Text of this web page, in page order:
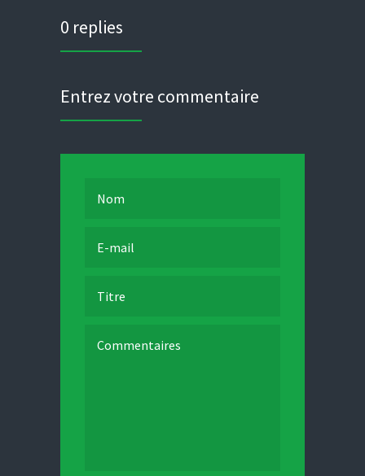
0 replies
Entrez votre commentaire
Nom
E-mail
Titre
Commentaires